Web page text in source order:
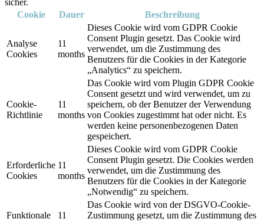
Cookie
Dauer Beschreibung
Analyse
Cookies
11
months
Dieses Cookie wird vom GDPR Cookie
Consent Plugin gesetzt. Das Cookie wird
verwendet, um die Zustimmung des
Benutzers für die Cookies in der Kategorie
„Analytics“ zu speichern.
Cookie-
Richtlinie
11
months
Das Cookie wird vom Plugin GDPR Cookie
Consent gesetzt und wird verwendet, um zu
speichern, ob der Benutzer der Verwendung
von Cookies zugestimmt hat oder nicht. Es
werden keine personenbezogenen Daten
gespeichert.
Erforderliche
Cookies
11
months
Dieses Cookie wird vom GDPR Cookie
Consent Plugin gesetzt. Die Cookies werden
verwendet, um die Zustimmung des
Benutzers für die Cookies in der Kategorie
„Notwendig“ zu speichern.
Funktionale
11
Das Cookie wird von der DSGVO-Cookie-
Zustimmung gesetzt, um die Zustimmung des